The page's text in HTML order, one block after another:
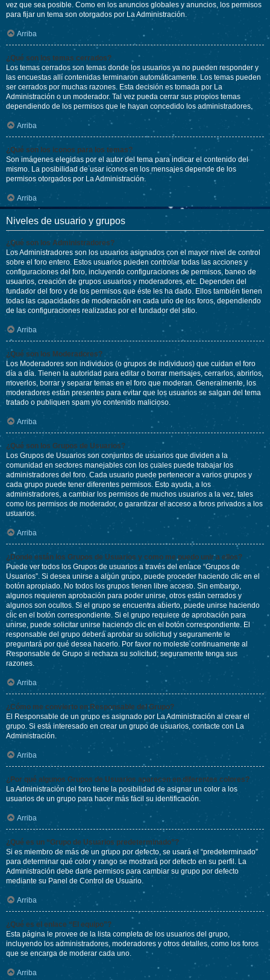
vez que sea posible. Como en los anuncios globales y anuncios, los permisos
para fijar un tema son otorgados por La Administración.
Arriba
¿Qué son los temas cerrados?
Los temas cerrados son temas donde los usuarios ya no pueden responder y
las encuestas allí contenidas terminaron automáticamente. Los temas pueden
ser cerrados por muchas razones. Esta decisión es tomada por La
Administración o un moderador. Tal vez pueda cerrar sus propios temas
dependiendo de los permisos que le hayan concedido los administradores.
Arriba
¿Qué son los iconos para los temas?
Son imágenes elegidas por el autor del tema para indicar el contenido del
mismo. La posibilidad de usar iconos en los mensajes depende de los
permisos otorgados por La Administración.
Arriba
Niveles de usuario y grupos
¿Qué son los Administradores?
Los Administradores son los usuarios asignados con el mayor nivel de control
sobre el foro entero. Estos usuarios pueden controlar todas las acciones y
configuraciones del foro, incluyendo configuraciones de permisos, baneo de
usuarios, creación de grupos usuarios y moderadores, etc. Dependen del
fundador del foro y de los permisos que éste les ha dado. Ellos también tienen
todas las capacidades de moderación en cada uno de los foros, dependiendo
de las configuraciones realizadas por el fundador del sitio.
Arriba
¿Qué son los Moderadores?
Los Moderadores son individuos (o grupos de individuos) que cuidan el foro
día a día. Tienen la autoridad para editar o borrar mensajes, cerrarlos, abrirlos,
moverlos, borrar y separar temas en el foro que moderan. Generalmente, los
moderadores están presentes para evitar que los usuarios se salgan del tema
tratado o publiquen spam y/o contenido malicioso.
Arriba
¿Qué son los Grupos de Usuarios?
Los Grupos de Usuarios son conjuntos de usuarios que dividen a la
comunidad en sectores manejables con los cuales puede trabajar los
administradores del foro. Cada usuario puede pertenecer a varios grupos y
cada grupo puede tener diferentes permisos. Esto ayuda, a los
administradores, a cambiar los permisos de muchos usuarios a la vez, tales
como los permisos de moderador, o garantizar el acceso a foros privados a los
usuarios.
Arriba
¿Donde están los Grupos de Usuarios y como me puedo unir a ellos?
Puede ver todos los Grupos de usuarios a través del enlace “Grupos de
Usuarios”. Si desea unirse a algún grupo, puede proceder haciendo clic en el
botón apropiado. No todos los grupos tienen libre acceso. Sin embargo,
algunos requieren aprobación para poder unirse, otros están cerrados y
algunos son ocultos. Si el grupo se encuentra abierto, puede unirse haciendo
clic en el botón correspondiente. Si el grupo requiere de aprobación para
unirse, puede solicitar unirse haciendo clic en el botón correspondiente. El
responsable del grupo deberá aprobar su solicitud y seguramente le
preguntará por qué desea hacerlo. Por favor no moleste continuamente al
Responsable de Grupo si rechaza su solicitud; seguramente tenga sus
razones.
Arriba
¿Cómo me convierto en Responsable del Grupo?
El Responsable de un grupo es asignado por La Administración al crear el
grupo. Si está interesado en crear un grupo de usuarios, contacte con La
Administración.
Arriba
¿Por qué algunos Grupos de Usuarios aparecen en diferentes colores?
La Administración del foro tiene la posibilidad de asignar un color a los
usuarios de un grupo para hacer más fácil su identificación.
Arriba
¿Qué es un “Grupo de Usuarios predeterminado”?
Si es miembro de más de un grupo por defecto, se usará el “predeterminado”
para determinar qué color y rango se mostrará por defecto en su perfil. La
Administración debe darle permisos para cambiar su grupo por defecto
mediante su Panel de Control de Usuario.
Arriba
¿Qué es el enlace “El equipo”?
Esta página le provee de la lista completa de los usuarios del grupo,
incluyendo los administradores, moderadores y otros detalles, como los foros
que se encarga de moderar cada uno.
Arriba